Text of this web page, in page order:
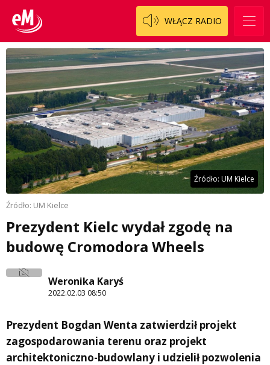
WŁĄCZ RADIO
Źródło: UM Kielce
Źródło: UM Kielce
Prezydent Kielc wydał zgodę na
budowę Cromodora Wheels
Weronika Karyś
2022.02.03 08:50
Prezydent Bogdan Wenta zatwierdził projekt
zagospodarowania terenu oraz projekt
architektoniczno-budowlany i udzielił pozwolenia